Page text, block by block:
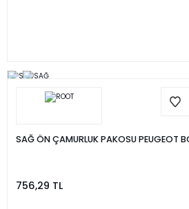
SAĞ ÖN ÇAMURLUK PAKOSU PEUGEOT
756,29 TL